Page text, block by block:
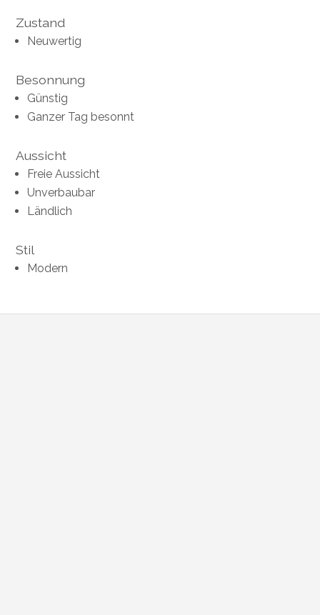
Zustand
Neuwertig
Besonnung
Günstig
Ganzer Tag besonnt
Aussicht
Freie Aussicht
Unverbaubar
Ländlich
Stil
Modern